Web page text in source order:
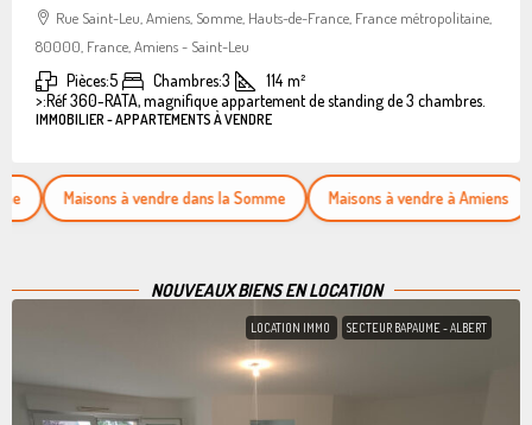
Rue Saint-Leu, Amiens, Somme, Hauts-de-France, France métropolitaine,
80000, France, Amiens - Saint-Leu
Pièces:5 Chambres:3 114 m²
>:Réf 360-RATA, magnifique appartement de standing de 3 chambres.
IMMOBILIER - APPARTEMENTS À VENDRE
Maisons à vendre dans la Somme Maisons à vendre à Amiens
NOUVEAUX BIENS EN LOCATION
LOCATION IMMO SECTEUR BAPAUME - ALBERT